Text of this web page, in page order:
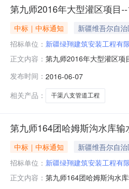
第九师2016年大型灌区项目
中标｜中标通知
新疆维吾尔自
招标单位： 新疆绿翔建筑安装工程有
正文内容： 第九师2016年大型灌区项
公开开标，经评标委员会
发布时间： 2016-06-07
相关产品：
干渠八支管道工程
第九师164团哈姆斯沟水库
中标｜中标通知
新疆维吾尔自
招标单位： 新疆绿翔建筑安装工程有
正文内容： 第九师164团哈姆斯沟水